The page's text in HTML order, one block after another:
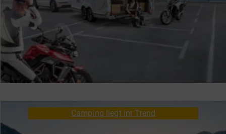
Camping liegt im Trend